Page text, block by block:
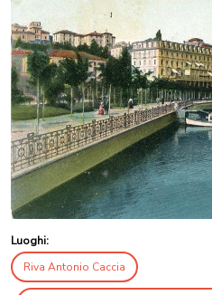
Luoghi:
Riva Antonio Caccia